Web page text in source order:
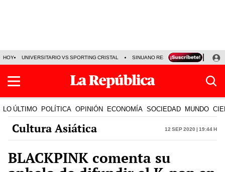
HOY UNIVERSITARIO VS SPORTING CRISTAL SINUANO RESULTADOS HOY
LO ÚLTIMO POLÍTICA OPINIÓN ECONOMÍA SOCIEDAD MUNDO
Cultura Asiática 12 Sep 2020 | 19:44 h
BLACKPINK comenta su